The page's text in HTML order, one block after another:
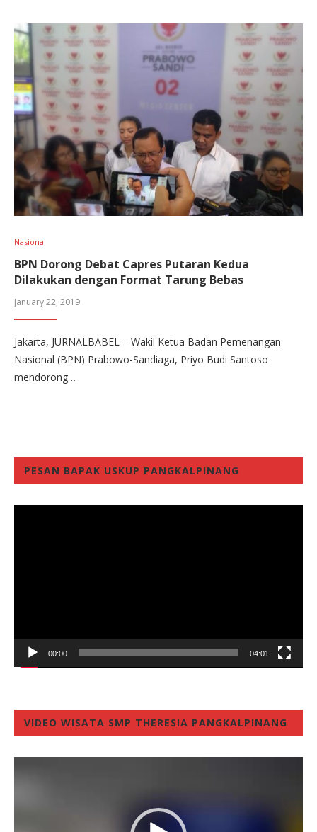
Nasional
BPN Dorong Debat Capres Putaran Kedua
Dilakukan dengan Format Tarung Bebas
January 22, 2019
Jakarta, JURNALBABEL – Wakil Ketua Badan Pemenangan
Nasional (BPN) Prabowo-Sandiaga, Priyo Budi Santoso
mendorong…
PESAN BAPAK USKUP PANGKALPINANG
00:00 04:01
VIDEO WISATA SMP THERESIA PANGKALPINANG